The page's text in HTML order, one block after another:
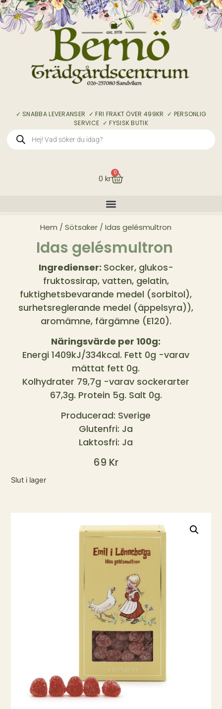
✓ SNABBA LEVERANSER ✓ FRI FRAKT ÖVER 499KR ✓ PERSONLIG
SERVICE ✓ FYSISK BUTIK
0 kr
0
Hem /Sötsaker / Idas gelésmultron
Idas gelésmultron
Ingredienser: Socker, glukos-
fruktossirap, vatten, gelatin,
fuktighetsbevarande medel (sorbitol),
surhetsreglerande medel (äppelsyra)),
aromämne, färgämne (E120).
Näringsvärde per 100g:
Energi 1409kJ/334kcal. Fett 0g -varav
mättat fett 0g.
Kolhydrater 79,7g -varav sockerarter
67,3g. Protein 5g. Salt 0g.
Producerad: Sverige
Glutenfri: Ja
Laktosfri: Ja
69 Kr
Slut i lager